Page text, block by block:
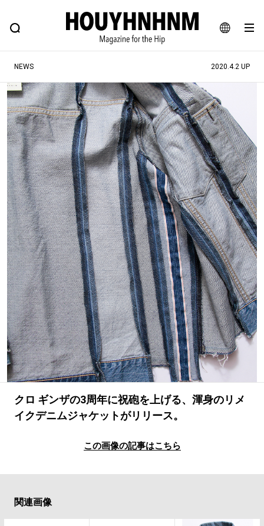
JA
EN
FEATURE BLOG SNAP
ヒップなファッション、カルチャー、ライフスタイルWEBマガジン
#注目のタグ
#SHOPPING ADDICT #憧れの逸品
#ESSENTIAL DESIGNS #古着サミット
#NEW VINTAGE #マイナーグッド図鑑
#路地裏てぃーん。 #MONTHLY JOURNAL
#GH 銘品の所以 #フイナムのYouTube
#Commune H #FOCUS IT #AH.H
#ととけん #FASHION #MUSIC #MOVIE
#LIFESTYLE #SNEAKER #OUTDOOR
#SPORTS #HANDSOME HANDBOOK
NEWS 2020.4.2 UP
クロ ギンザの3周年に祝砲を上げる、渾身のリメ
イクデニムジャケットがリリース。
この画像の記事はこちら
関連画像